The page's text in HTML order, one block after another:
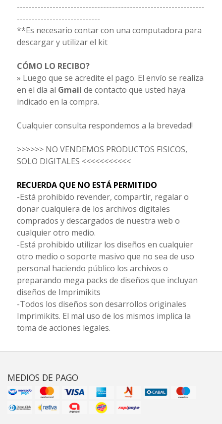
---------------------------------------------------------------
----------------------------
**Es necesario contar con una computadora para
descargar y utilizar el kit
CÓMO LO RECIBO?
» Luego que se acredite el pago. El envío se realiza
en el día al Gmail de contacto que usted haya
indicado en la compra.
Cualquier consulta respondemos a la brevedad!
>>>>>> NO VENDEMOS PRODUCTOS FISICOS,
SOLO DIGITALES <<<<<<<<<<<
RECUERDA QUE NO ESTÁ PERMITIDO
-Está prohibido revender, compartir, regalar o
donar cualquiera de los archivos digitales
comprados y descargados de nuestra web o
cualquier otro medio.
-Está prohibido utilizar los diseños en cualquier
otro medio o soporte masivo que no sea de uso
personal haciendo público los archivos o
preparando mega packs de diseños que incluyan
diseños de Imprimikits
-Todos los diseños son desarrollos originales
Imprimikits. El mal uso de los mismos implica la
toma de acciones legales.
MEDIOS DE PAGO